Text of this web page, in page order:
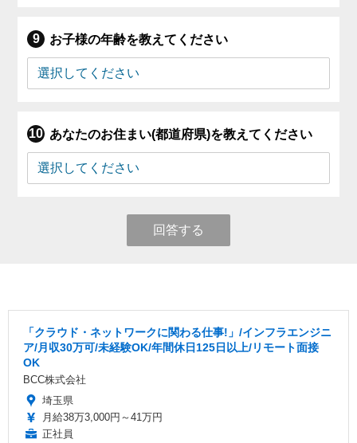
お子様の年齢を教えてください
あなたのお住まい(都道府県)を教えてください
回答する
「クラウド・ネットワークに関わる仕事!」/インフラエンジニ
ア/月収30万可/未経験OK/年間休日125日以上/リモート面接
OK
BCC株式会社
埼玉県
月給38万3,000円～41万円
正社員